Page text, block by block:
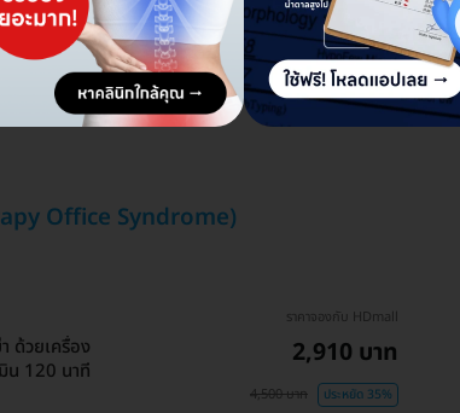
Office Syndrome)
ด้วยเครื่อง
น 120 นาที
ราคาจองกับ HDmall
2,910 บาท
4,500 บาท ประหยัด 35%